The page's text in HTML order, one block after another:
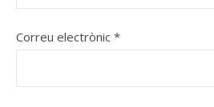
Correu electrònic *